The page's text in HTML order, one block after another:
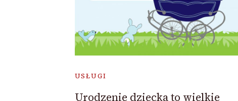
USŁUGI
Urodzenie dziecka to wielkie